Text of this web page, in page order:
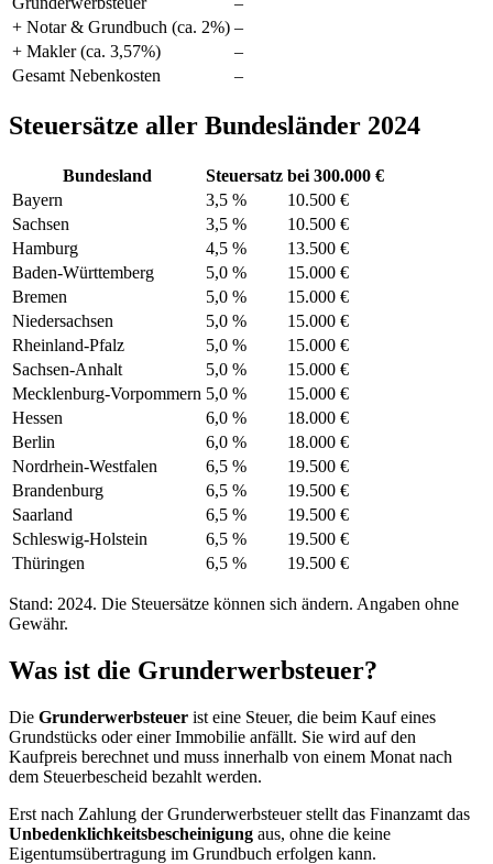
+ Notar & Grundbuch (ca. 2%) –
+ Makler (ca. 3,57%)
–
Gesamt Nebenkosten
–
Steuersätze aller Bundesländer 2024
Bundesland Steuersatz bei 300.000 €
Bayern
3,5 %
10.500 €
Sachsen
3,5 %
10.500 €
Hamburg
4,5 %
13.500 €
Baden-Württemberg
5,0 %
15.000 €
Bremen
5,0 %
15.000 €
Niedersachsen
5,0 %
15.000 €
Rheinland-Pfalz
5,0 %
15.000 €
Sachsen-Anhalt
5,0 %
15.000 €
Mecklenburg-Vorpommern 5,0 %
15.000 €
Hessen
6,0 %
18.000 €
Berlin
6,0 %
18.000 €
Nordrhein-Westfalen
6,5 %
19.500 €
Brandenburg
6,5 %
19.500 €
Saarland
6,5 %
19.500 €
Schleswig-Holstein
6,5 %
19.500 €
Thüringen
6,5 % 19.500 €
Stand: 2024. Die Steuersätze können sich ändern. Angaben ohne
Gewähr.
Was ist die Grunderwerbsteuer?
Die Grunderwerbsteuer ist eine Steuer, die beim Kauf eines
Grundstücks oder einer Immobilie anfällt. Sie wird auf den
Kaufpreis berechnet und muss innerhalb von einem Monat nach
dem Steuerbescheid bezahlt werden.
Erst nach Zahlung der Grunderwerbsteuer stellt das Finanzamt das
Unbedenklichkeitsbescheinigung aus, ohne die keine
Eigentumsübertragung im Grundbuch erfolgen kann.